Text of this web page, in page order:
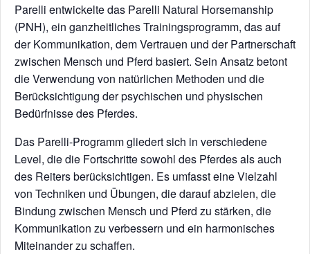
Parelli entwickelte das Parelli Natural Horsemanship
(PNH), ein ganzheitliches Trainingsprogramm, das auf
der Kommunikation, dem Vertrauen und der Partnerschaft
zwischen Mensch und Pferd basiert. Sein Ansatz betont
die Verwendung von natürlichen Methoden und die
Berücksichtigung der psychischen und physischen
Bedürfnisse des Pferdes.
Das Parelli-Programm gliedert sich in verschiedene
Level, die die Fortschritte sowohl des Pferdes als auch
des Reiters berücksichtigen. Es umfasst eine Vielzahl
von Techniken und Übungen, die darauf abzielen, die
Bindung zwischen Mensch und Pferd zu stärken, die
Kommunikation zu verbessern und ein harmonisches
Miteinander zu schaffen.